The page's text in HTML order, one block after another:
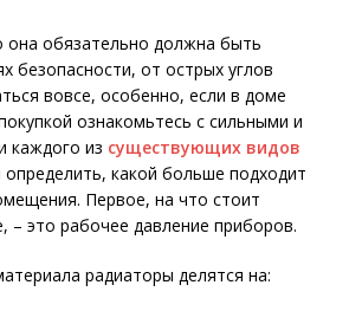
обязательно должна быть
безопасности, от острых углов
вовсе, особенно, если в доме
ознакомьтесь с сильными и
каждого из существующих видов
какой больше подходит
Первое, на что стоит
– это рабочее давление приборов.
радиаторы делятся на: